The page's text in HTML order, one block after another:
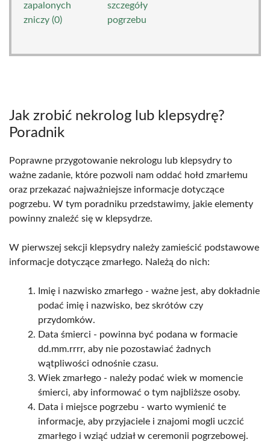
zapalonych
zniczy (0)
szczegóły
pogrzebu
Jak zrobić nekrolog lub klepsydrę?
Poradnik
Poprawne przygotowanie nekrologu lub klepsydry to
ważne zadanie, które pozwoli nam oddać hołd zmarłemu
oraz przekazać najważniejsze informacje dotyczące
pogrzebu. W tym poradniku przedstawimy, jakie elementy
powinny znaleźć się w klepsydrze.
W pierwszej sekcji klepsydry należy zamieścić podstawowe
informacje dotyczące zmarłego. Należą do nich:
Imię i nazwisko zmarłego - ważne jest, aby dokładnie
podać imię i nazwisko, bez skrótów czy
przydomków.
Data śmierci - powinna być podana w formacie
dd.mm.rrrr, aby nie pozostawiać żadnych
wątpliwości odnośnie czasu.
Wiek zmarłego - należy podać wiek w momencie
śmierci, aby informować o tym najbliższe osoby.
Data i miejsce pogrzebu - warto wymienić te
informacje, aby przyjaciele i znajomi mogli uczcić
zmarłego i wziąć udział w ceremonii pogrzebowej.